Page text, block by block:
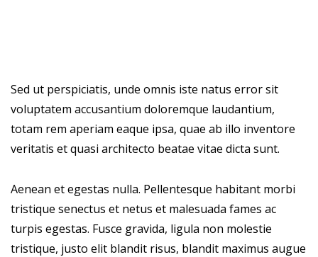
Sed ut perspiciatis, unde omnis iste natus error sit
voluptatem accusantium doloremque laudantium,
totam rem aperiam eaque ipsa, quae ab illo inventore
veritatis et quasi architecto beatae vitae dicta sunt.
Aenean et egestas nulla. Pellentesque habitant morbi
tristique senectus et netus et malesuada fames ac
turpis egestas. Fusce gravida, ligula non molestie
tristique, justo elit blandit risus, blandit maximus augue